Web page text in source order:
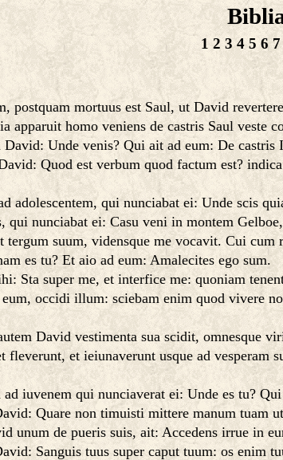
1 2 3 4 5 6 7
postquam mortuus est Saul, ut David
apparuit homo veniens de castris Saul veste
Unde venis? Qui ait ad eum: De castris
Quod est verbum quod factum est?
adolescentem, qui nunciabat ei: Unde scis
nunciabat ei: Casu veni in montem
suum, vidensque me vocavit. Cui cum
es tu? Et aio ad eum: Amalecites ego sum.
Sta super me, et interfice me: quoniam
occidi illum: sciebam enim quod vivere
David vestimenta sua scidit, omnesque
et ieiunaverunt usque ad vesperam
iuvenem qui nunciaverat ei: Unde es tu?
Quare non timuisti mittere manum tuam
unum de pueris suis, ait: Accedens irrue in
Sanguis tuus super caput tuum: os enim